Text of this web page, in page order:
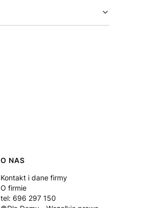
O NAS
Kontakt i dane firmy
O firmie
tel: 696 297 150